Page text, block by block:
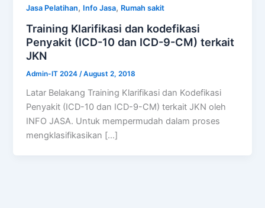
Jasa Pelatihan, Info Jasa, Rumah sakit
Training Klarifikasi dan kodefikasi
Penyakit (ICD-10 dan ICD-9-CM) terkait
JKN
Admin-IT 2024 /August 2, 2018
Latar Belakang Training Klarifikasi dan Kodefikasi
Penyakit (ICD-10 dan ICD-9-CM) terkait JKN oleh
INFO JASA. Untuk mempermudah dalam proses
mengklasifikasikan […]